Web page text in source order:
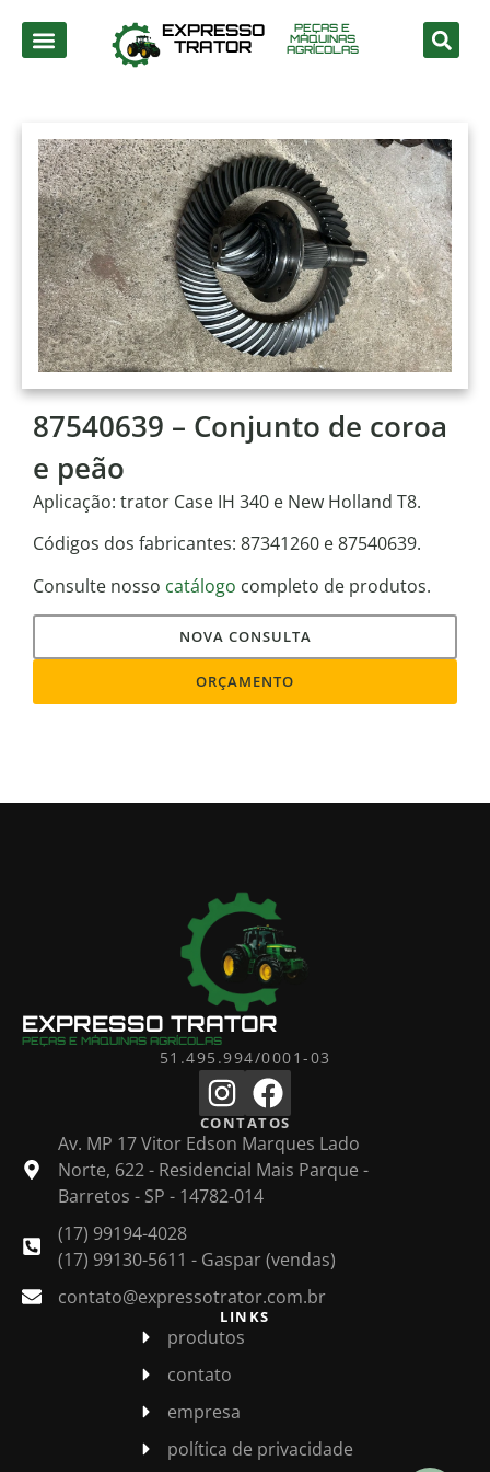
EXPRESSO
TRATOR
PEÇAS E
MÁQUINAS
AGRÍCOLAS
87540639 – Conjunto de coroa
e peão
Aplicação: trator Case IH 340 e New Holland T8.
Códigos dos fabricantes: 87341260 e 87540639.
Consulte nosso catálogo completo de produtos.
NOVA CONSULTA
ORÇAMENTO
EXPRESSO TRATOR
PEÇAS E MÁQUINAS AGRÍCOLAS
51.495.994/0001-03
CONTATOS
Av. MP 17 Vitor Edson Marques Lado
Norte, 622 - Residencial Mais Parque -
Barretos - SP - 14782-014
(17) 99194-4028
(17) 99130-5611 - Gaspar (vendas)
contato@expressotrator.com.br
LINKS
produtos
contato
empresa
política de privacidade